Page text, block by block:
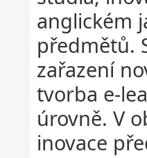
anglickém
předmětů.
zařazení
tvorba e-
úrovně. V
inovace